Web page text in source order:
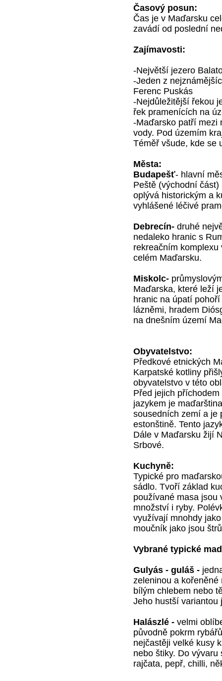
Časový posun:
Čas je v Maďarsku
zavádí od poslední
Zajímavosti:
-Největší jezero
-Jeden z
Ferenc Puskás
-Nejdůležitější řekou
řek pramenících na
-Maďarsko patří mezi
vody. Pod územím
Téměř všude, kde se
Města:
Budapešť- hlavní
Peště (východní
oplývá historickým a
vyhlášené léčivé
Debrecín- druhé
nedaleko hranic s
rekreačním
celém Maďarsku.
Miskolc-
Maďarska, které leží
hranic na úpatí
lázněmi, hradem
na dnešním území
Obyvatelstvo:
Předkové etnických
Karpatské kotliny
obyvatelstvo v této
Před jejich
jazykem je
sousedních zemí a je
estonštině. Tento
Dále v Maďarsku žijí
Srbové.
Kuchyně:
Typické pro
sádlo. Tvoří základ
používané masa jsou
množství i ryby.
využívají mnohdy
moučník jako jsou
Vybrané typické
Gulyás - guláš -
zeleninou a
bílým chlebem nebo
Jeho hustší variantou
Halászlé - velmi
původně pokrm
nejčastěji velké kusy
nebo štiky. Do
rajčata, pepř, chilli,